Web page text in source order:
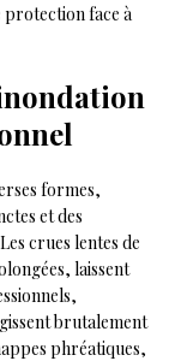
protection face à
formes,
et des
crues lentes de
laissent
brutalement
phréatiques,